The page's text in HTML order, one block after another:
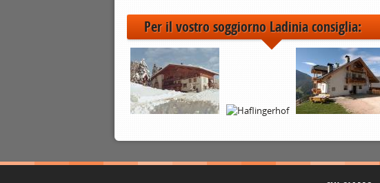
Per il vostro soggiorno Ladinia consiglia: